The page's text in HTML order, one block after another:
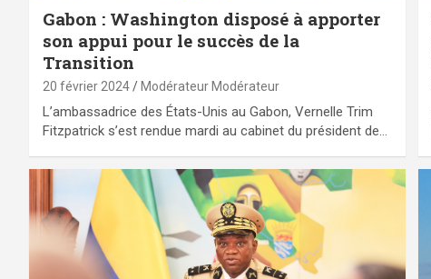
Gabon : Washington disposé à apporter
son appui pour le succès de la
Transition
20 février 2024 Modérateur Modérateur
L’ambassadrice des États-Unis au Gabon, Vernelle Trim
Fitzpatrick s’est rendue mardi au cabinet du président de…